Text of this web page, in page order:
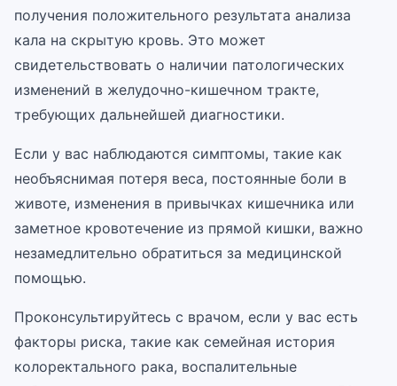
получения положительного результата анализа
кала на скрытую кровь. Это может
свидетельствовать о наличии патологических
изменений в желудочно-кишечном тракте,
требующих дальнейшей диагностики.
Если у вас наблюдаются симптомы, такие как
необъяснимая потеря веса, постоянные боли в
животе, изменения в привычках кишечника или
заметное кровотечение из прямой кишки, важно
незамедлительно обратиться за медицинской
помощью.
Проконсультируйтесь с врачом, если у вас есть
факторы риска, такие как семейная история
колоректального рака, воспалительные